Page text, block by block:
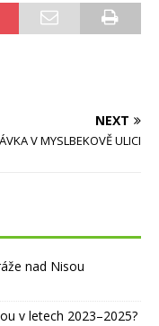
NEXT
V MYSLBEKOVĚ ULICI
nad Nisou
v letech 2023–2025?